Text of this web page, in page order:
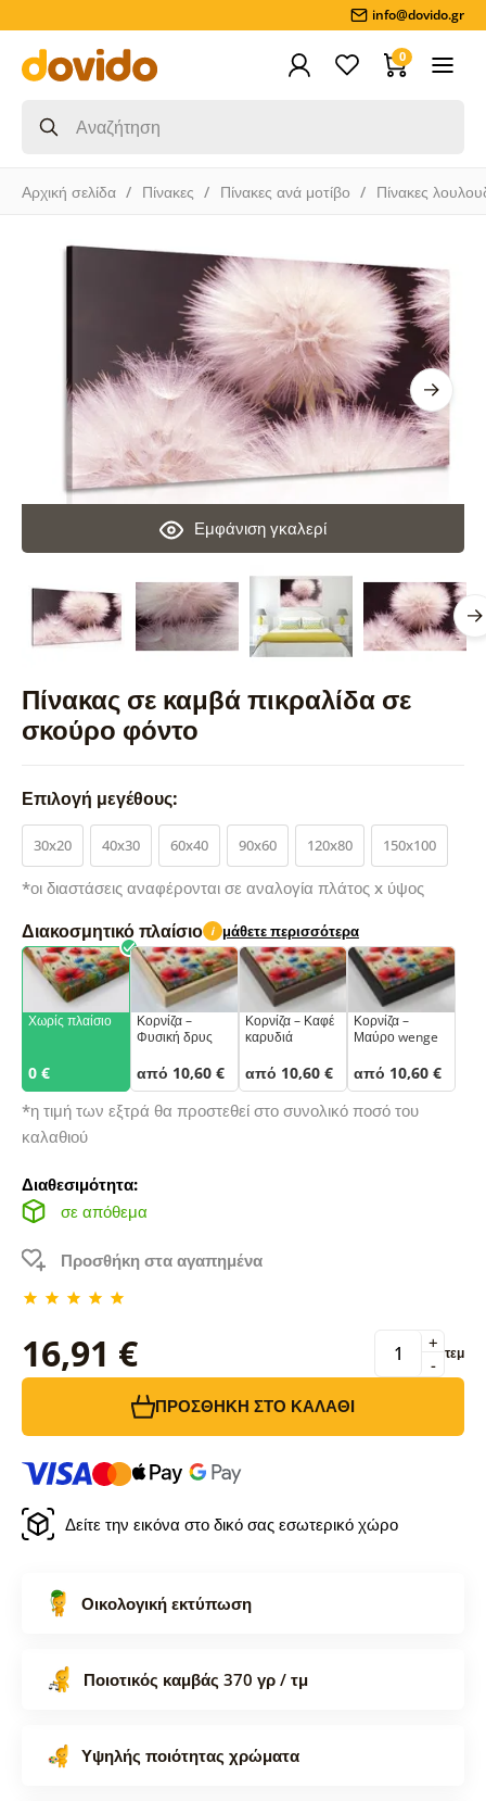
info@dovido.gr
0
Αρχική σελίδα Πίνακες Πίνακες ανά μοτίβο Πίνακες
Πίνακας σε καμβά πικραλίδα σε
σκούρο φόντο
Εμφάνιση γκαλερί
Επιλογή μεγέθους:
30x20 40x30 60x40 90x60 120x80 150x100
*οι διαστάσεις αναφέρονται σε αναλογία πλάτος x ύψος
Διακοσμητικό πλαίσιο i μάθετε περισσότερα
Χωρίς πλαίσιο
0 €
Κορνίζα –
Φυσική δρυς
από 10,60 €
Κορνίζα – Καφέ
καρυδιά
από 10,60 €
Κορνίζα –
Μαύρο wenge
από 10,60 €
*η τιμή των εξτρά θα προστεθεί στο συνολικό ποσό του
καλαθιού
Διαθεσιμότητα:
σε απόθεμα
Προσθήκη στα αγαπημένα
16,91 € -
+ τεμ
ΠΡΟΣΘΉΚΗ ΣΤΟ ΚΑΛΆΘΙ
Δείτε την εικόνα στο δικό σας εσωτερικό χώρο
Οικολογική εκτύπωση
Ποιοτικός καμβάς 370 γρ / τμ
Υψηλής ποιότητας χρώματα